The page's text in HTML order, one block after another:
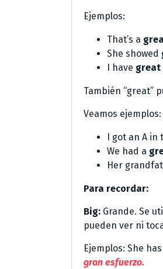
Ejemplos:
That’s a
She showed
I have great
También “great”
Veamos ejemplos:
I got an A in
We had a
Her
Para recordar:
Big: Grande. Se
pueden ver ni
Ejemplos: She
gran esfuerzo.